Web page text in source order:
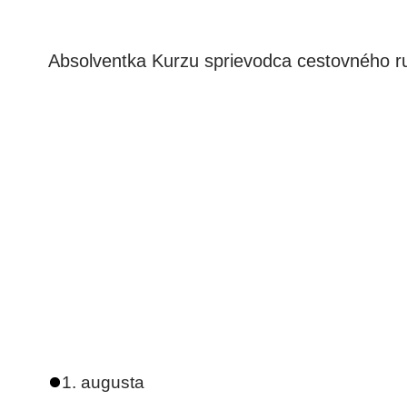
Absolventka Kurzu sprievodca cestovného
1. augusta